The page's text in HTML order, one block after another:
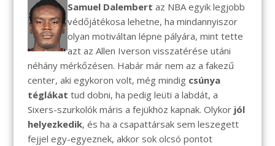
Samuel Dalembert az NBA egyik legjobb
védőjátékosa lehetne, ha mindannyiszor
olyan motiváltan lépne pályára, mint tette
azt az Allen Iverson visszatérése utáni
néhány mérkőzésen. Habár már nem az a fakezű
center, aki egykoron volt, még mindig csúnya
téglákat tud dobni, ha pedig leüti a labdát, a
Sixers-szurkolók máris a fejükhöz kapnak. Olykor jól
helyezkedik, és ha a csapattársak sem leszegett
fejjel egy-egyeznek, akkor sok olcsó pontot